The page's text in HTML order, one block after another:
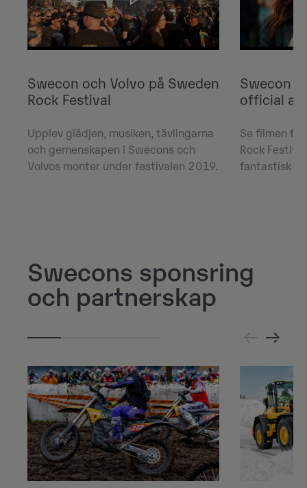
Swecon och Volvo på Sweden
Rock Festival
Upplev glädjen, musiken, tävlingarna
och gemenskapen i Swecons och
Volvos monter under festivalen 2019.
Swecon
official
Se filmen
Rock
fantastisk
Swecons sponsring
och partnerskap